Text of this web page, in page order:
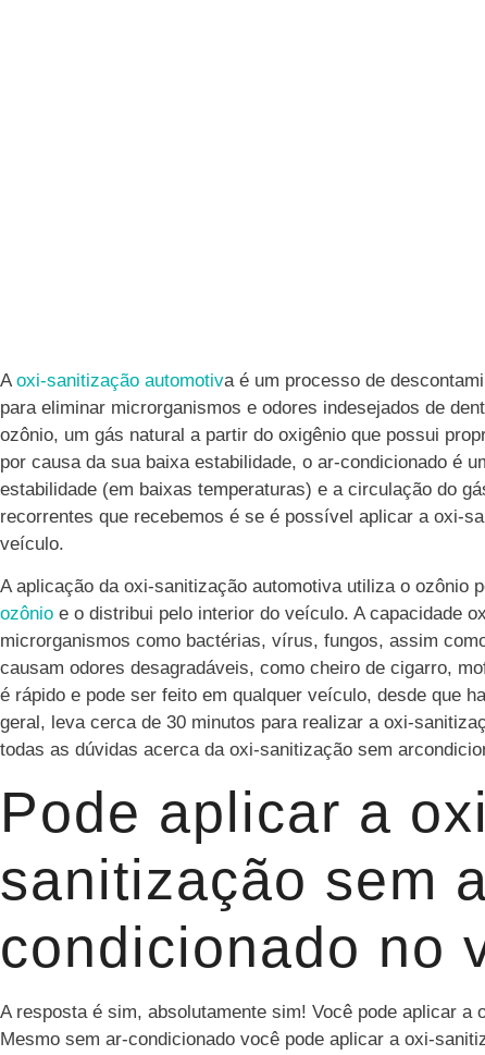
A oxi-sanitização automotiva é um processo de
para eliminar microrganismos e odores indesejados de
ozônio, um gás natural a partir do oxigênio que possui
por causa da sua baixa estabilidade, o ar-condicionado é
estabilidade (em baixas temperaturas) e a circulação do
recorrentes que recebemos é se é possível aplicar a oxi-
veículo.
A aplicação da oxi-sanitização automotiva utiliza o ozônio
ozônio e o distribui pelo interior do veículo. A capacidade
microrganismos como bactérias, vírus, fungos, assim
causam odores desagradáveis, como cheiro de cigarro,
é rápido e pode ser feito em qualquer veículo, desde que
geral, leva cerca de 30 minutos para realizar a oxi-
todas as dúvidas acerca da oxi-sanitização sem
Pode aplicar a
sanitização sem
condicionado no
A resposta é sim, absolutamente sim! Você pode aplicar a
Mesmo sem ar-condicionado você pode aplicar a oxi-